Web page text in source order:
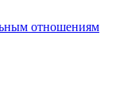
отношениям